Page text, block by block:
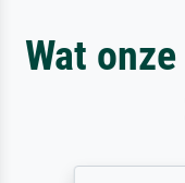
Wat